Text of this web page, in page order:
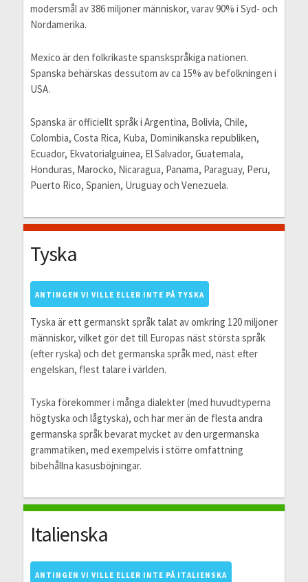
modersmål av 386 miljoner människor, varav 90% i Syd- och
Nordamerika.
Mexico är den folkrikaste spanskspråkiga nationen.
Spanska behärskas dessutom av ca 15% av befolkningen i
USA.
Spanska är officiellt språk i Argentina, Bolivia, Chile,
Colombia, Costa Rica, Kuba, Dominikanska republiken,
Ecuador, Ekvatorialguinea, El Salvador, Guatemala,
Honduras, Marocko, Nicaragua, Panama, Paraguay, Peru,
Puerto Rico, Spanien, Uruguay och Venezuela.
Tyska
ANTINGEN VI VILLE ELLER INTE PÅ TYSKA
Tyska är ett germanskt språk talat av omkring 120 miljoner
människor, vilket gör det till Europas näst största språk
(efter ryska) och det germanska språk med, näst efter
engelskan, flest talare i världen.
Tyska förekommer i många dialekter (med huvudtyperna
högtyska och lågtyska), och har mer än de flesta andra
germanska språk bevarat mycket av den urgermanska
grammatiken, med exempelvis i större omfattning
bibehållna kasusböjningar.
Italienska
ANTINGEN VI VILLE ELLER INTE PÅ ITALIENSKA